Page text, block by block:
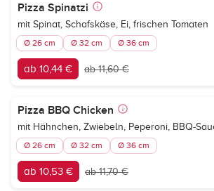
Pizza Spinatzi
mit Spinat, Schafskäse, Ei, frischen Tomaten
Ø 26 cm Ø 32 cm Ø 36 cm
ab 10,44 € ab 11,60 €
Pizza BBQ Chicken
mit Hähnchen, Zwiebeln, Peperoni, BBQ-
Ø 26 cm Ø 32 cm Ø 36 cm
ab 10,53 € ab 11,70 €